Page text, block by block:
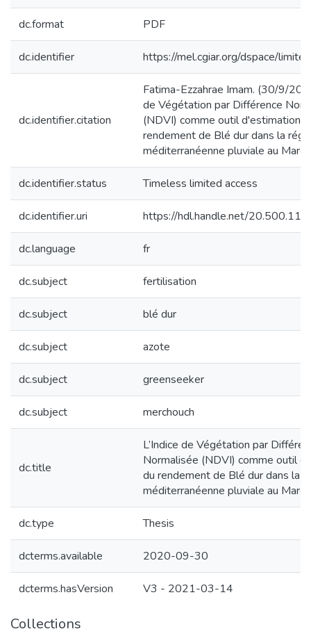
dc.format PDF
dc.identifier https://mel.cgiar.org/dspace/limited
dc.identifier.citation
Fatima-Ezzahrae Imam. (30/9/
de Végétation par Différence
(NDVI) comme outil d'estimation
rendement de Blé dur dans la
méditerranéenne pluviale au
dc.identifier.status Timeless limited access
dc.identifier.uri https://hdl.handle.net/
dc.language fr
dc.subject fertilisation
dc.subject blé dur
dc.subject azote
dc.subject greenseeker
dc.subject merchouch
dc.title
L’Indice de Végétation par
Normalisée (NDVI) comme outil
du rendement de Blé dur dans la
méditerranéenne pluviale au Maroc
dc.type Thesis
dcterms.available 2020-09-30
dcterms.hasVersion V3 - 2021-03-14
Collections